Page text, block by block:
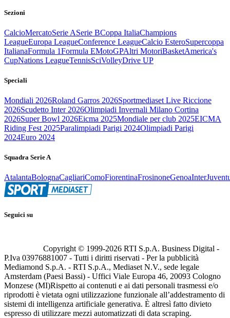
Sezioni
CalcioMercatoSerie ASerie BCoppa ItaliaChampions
LeagueEuropa LeagueConference LeagueCalcio EsteroSupercoppa
ItalianaFormula 1Formula EMotoGPAltri MotoriBasketAmerica's
CupNations LeagueTennisSciVolleyDrive UP
Speciali
Mondiali 2026Roland Garros 2026Sportmediaset Live Riccione
2026Scudetto Inter 2026Olimpiadi Invernali Milano Cortina
2026Super Bowl 2026Eicma 2025Mondiale per club 2025EICMA
Riding Fest 2025Paralimpiadi Parigi 2024Olimpiadi Parigi
2024Euro 2024
Squadra Serie A
AtalantaBolognaCagliariComoFiorentinaFrosinoneGenoaInter
Seguici su
Copyright © 1999-2026 RTI S.p.A. Business Digital -
P.Iva 03976881007 - Tutti i diritti riservati - Per la pubblicità
Mediamond S.p.A. - RTI S.p.A., Mediaset N.V., sede legale
Amsterdam (Paesi Bassi) - Uffici Viale Europa 46, 20093 Cologno
Monzese (MI)Rispetto ai contenuti e ai dati personali trasmessi e/o
riprodotti è vietata ogni utilizzazione funzionale all’addestramento di
sistemi di intelligenza artificiale generativa. È altresì fatto divieto
espresso di utilizzare mezzi automatizzati di data scraping.